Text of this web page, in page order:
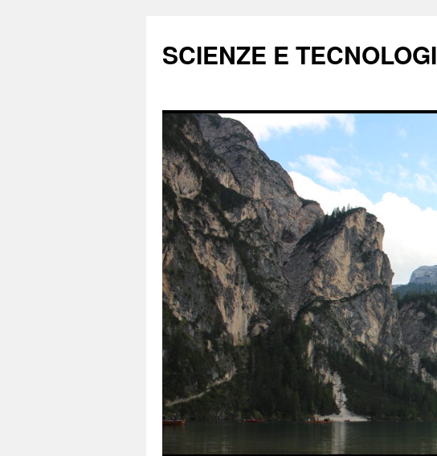
contenuto
SCIENZE E